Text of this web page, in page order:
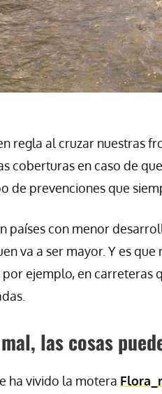
regla al cruzar nuestras
coberturas en caso de
de prevenciones que
países con menor
va a ser mayor. Y es
ejemplo, en carreteras
las cosas
ha vivido la motera